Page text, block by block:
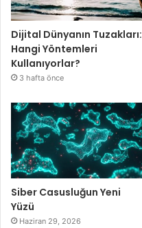
Dijital Dünyanın Tuzakları:
Hangi Yöntemleri
Kullanıyorlar?
3 hafta önce
Siber Casusluğun Yeni
Yüzü
Haziran 29, 2026